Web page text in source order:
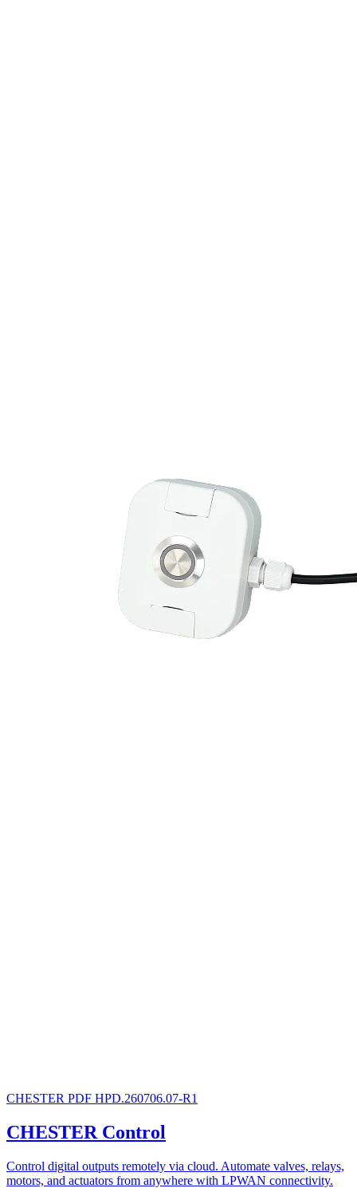
CHESTER PDF HPD.260706.07-R1
CHESTER Control
Control digital outputs remotely via cloud. Automate valves, relays,
motors, and actuators from anywhere with LPWAN connectivity.